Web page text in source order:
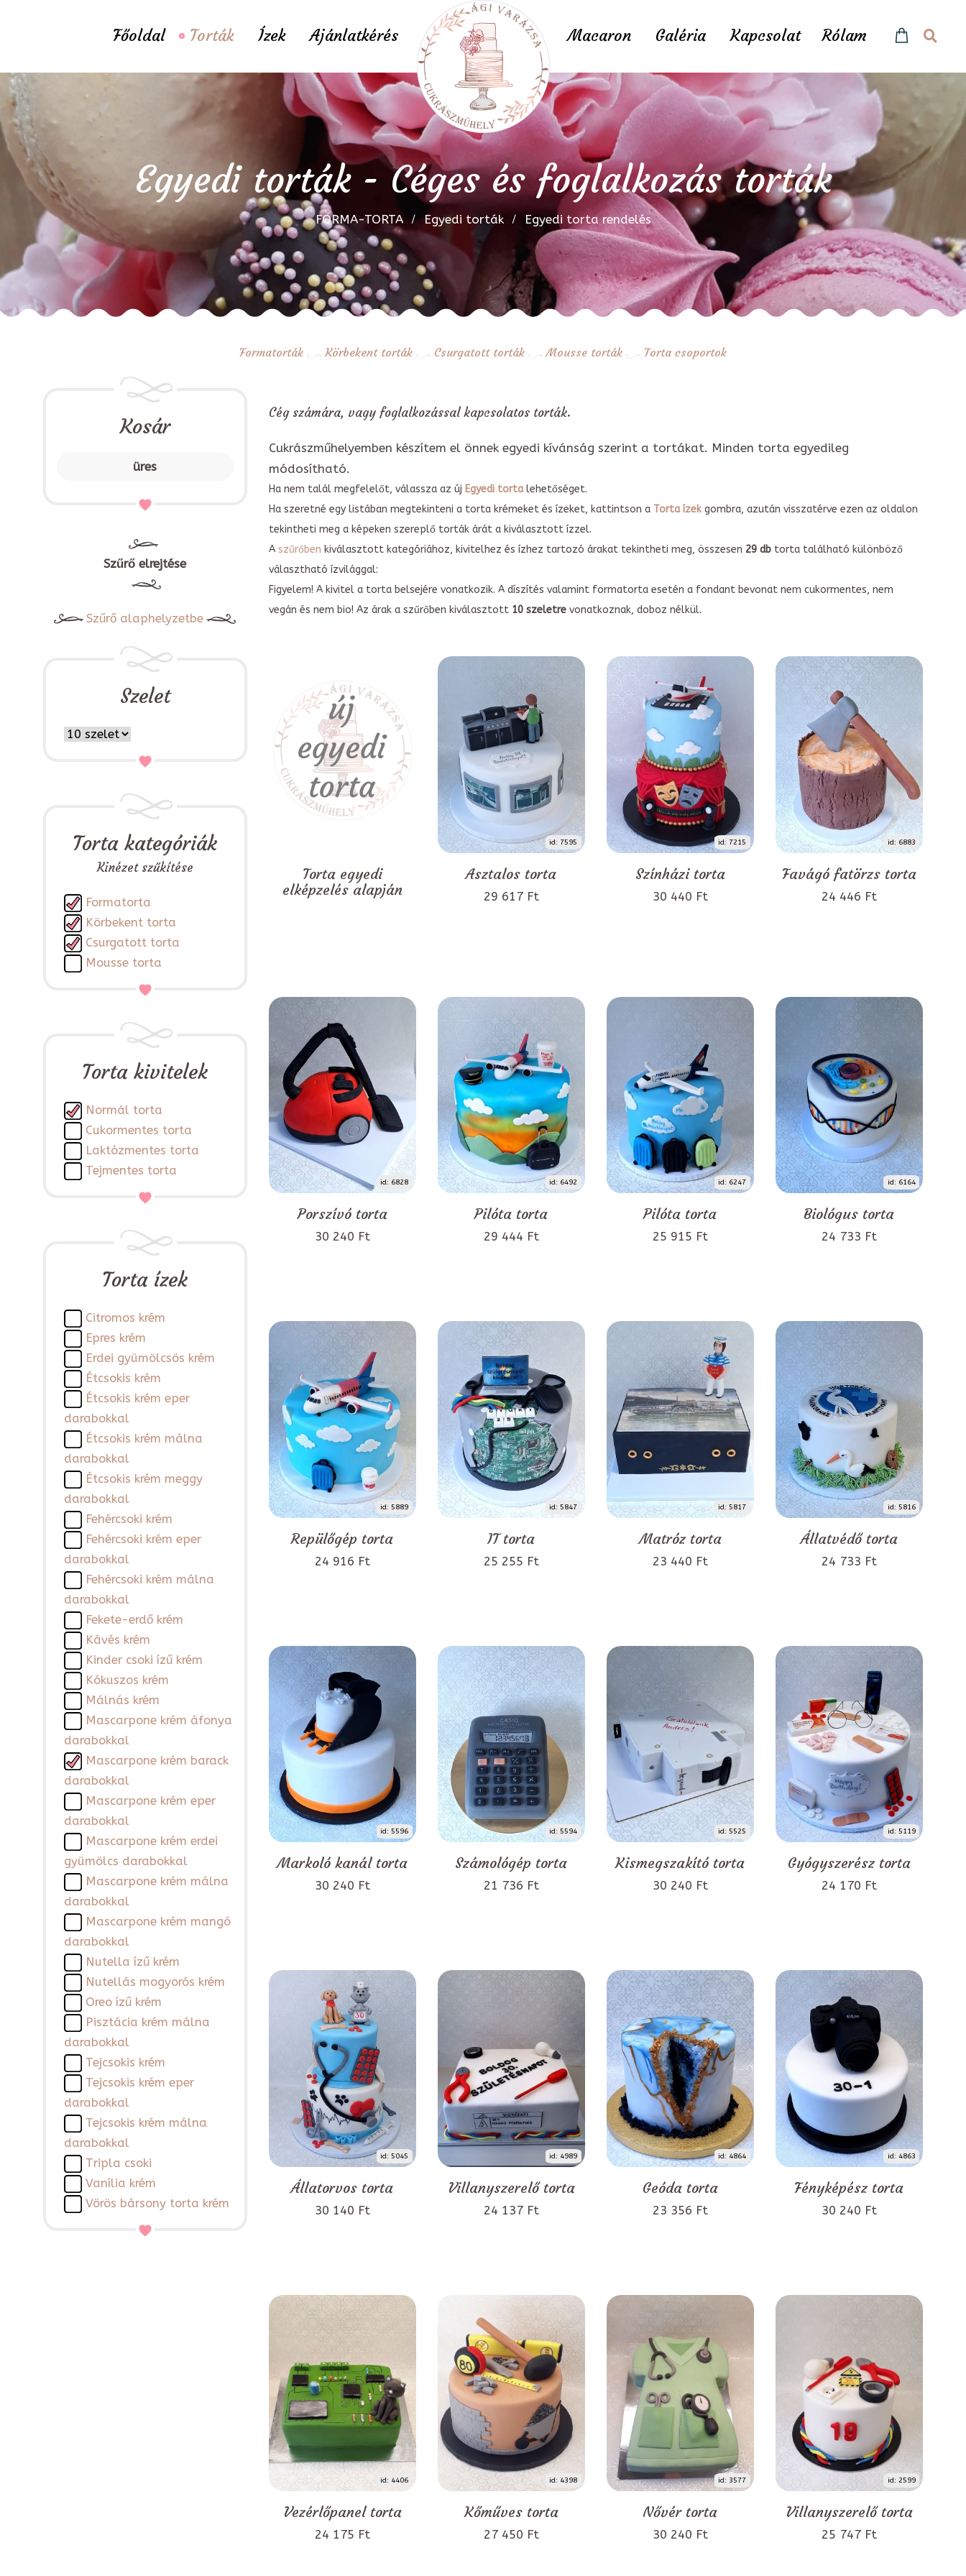
Főoldal Torták Ízek Ajánlatkérés Macaron Galéria Kapcsolat Rólam
Egyedi torták - Céges és foglalkozás torták
FORMA-TORTA Egyedi torták Egyedi torta rendelés
Formatorták Körbekent torták Csurgatott torták Mousse torták Torta csoportok
Kosár
üres
Szűrő elrejtése
Szűrő alaphelyzetbe
Szelet
Torta kategóriák
Kinézet szűkítése
Formatorta
Körbekent torta
Csurgatott torta
Mousse torta
Torta kivitelek
Normál torta
Cukormentes torta
Laktózmentes torta
Tejmentes torta
Torta ízek
Citromos krém
Epres krém
Erdei gyümölcsös krém
Étcsokis krém
Étcsokis krém eper
darabokkal
Étcsokis krém málna
darabokkal
Étcsokis krém meggy
darabokkal
Fehércsoki krém
Fehércsoki krém eper
darabokkal
Fehércsoki krém málna
darabokkal
Fekete-erdő krém
Kávés krém
Kinder csoki ízű krém
Kókuszos krém
Málnás krém
Mascarpone krém áfonya
darabokkal
Mascarpone krém barack
darabokkal
Mascarpone krém eper
darabokkal
Mascarpone krém erdei
gyümölcs darabokkal
Mascarpone krém málna
darabokkal
Mascarpone krém mangó
darabokkal
Nutella ízű krém
Nutellás mogyorós krém
Oreo ízű krém
Pisztácia krém málna
darabokkal
Tejcsokis krém
Tejcsokis krém eper
darabokkal
Tejcsokis krém málna
darabokkal
Tripla csoki
Vanília krém
Vörös bársony torta krém
Cég számára, vagy foglalkozással kapcsolatos torták.
Cukrászműhelyemben készítem el önnek egyedi kívánság szerint a tortákat. Minden torta egyedileg
módosítható.
Ha nem talál megfelelőt, válassza az új Egyedi tortalehetőséget.
Ha szeretné egy listában megtekinteni a torta krémeket és ízeket, kattintson a Torta ízekgombra, azután visszatérve ezen az oldalon
tekintheti meg a képeken szereplő torták árát a kiválasztott ízzel.
A szűrőben kiválasztott kategóriához, kivitelhez és ízhez tartozó árakat tekintheti meg, összesen 29 dbtorta található különböző
választható ízvilággal:
Figyelem! A kivitel a torta belsejére vonatkozik. A díszítés valamint formatorta esetén a fondant bevonat nem cukormentes, nem
vegán és nem bio! Az árak a szűrőben kiválasztott 10 szeletrevonatkoznak, doboz nélkül.
Torta egyedi
elképzelés alapján
id: 7595
Asztalos torta
29 617 Ft
id: 7215
Színházi torta
30 440 Ft
id: 6883
Favágó fatörzs torta
24 446 Ft
id: 6828
Porszívó torta
30 240 Ft
id: 6492
Pilóta torta
29 444 Ft
id: 6247
Pilóta torta
25 915 Ft
id: 6164
Biológus torta
24 733 Ft
id: 5889
Repülőgép torta
24 916 Ft
id: 5847
IT torta
25 255 Ft
id: 5817
Matróz torta
23 440 Ft
id: 5816
Állatvédő torta
24 733 Ft
id: 5596
Markoló kanál torta
30 240 Ft
id: 5594
Számológép torta
21 736 Ft
id: 5525
Kismegszakító torta
30 240 Ft
id: 5119
Gyógyszerész torta
24 170 Ft
id: 5045
Állatorvos torta
30 140 Ft
id: 4989
Villanyszerelő torta
24 137 Ft
id: 4864
Geóda torta
23 356 Ft
id: 4863
Fényképész torta
30 240 Ft
id: 4406
Vezérlőpanel torta
24 175 Ft
id: 4398
Kőműves torta
27 450 Ft
id: 3577
Nővér torta
30 240 Ft
id: 2599
Villanyszerelő torta
25 747 Ft